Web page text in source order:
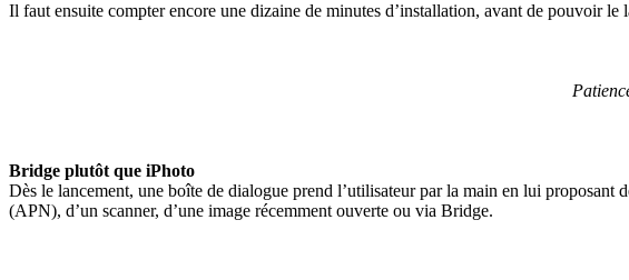
Il faut ensuite compter encore une dizaine de minutes d’installation, avant de pouvoir le
Bridge plutôt que iPhoto
Dès le lancement, une boîte de dialogue prend l’utilisateur par la main en lui
(APN), d’un scanner, d’une image récemment ouverte ou via Bridge.